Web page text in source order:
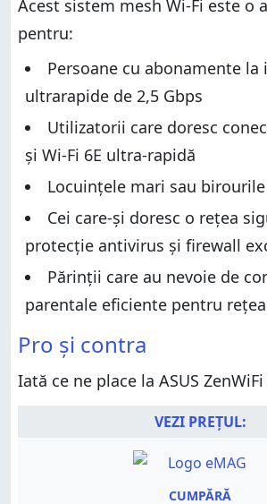
Caracteristici hardware și design
Configurarea și utilizarea sistemului
Pro ET12
Performanța sistemului ASUS
banda de 2,4 GHz
Performanța sistemului ASUS
Performanța pentru rețelele prin
Funcții suplimentare
Tu ce părere ai despre ASUS ZenWiFi
Despachetarea sistemului ASUS
Caracteristici hardware și design
Configurarea și utilizarea sistemului
Pro ET12
Performanța wireless
Performanța sistemului ASUS
banda de 2,4 GHz
banda de 5 GHz
Performanța pentru rețelele prin
Funcții suplimentare
Tu ce părere ai despre ASUS ZenWiFi
Acest sistem mesh Wi-Fi este o
pentru:
Persoane cu abonamente la
ultrarapide de 2,5 Gbps
Utilizatorii care doresc
și Wi-Fi 6E ultra-rapidă
Locuințele mari sau
Cei care-și doresc o rețea
protecție antivirus și firewall
Părinții care au nevoie de
parentale eficiente pentru
Pro și contra
Iată ce ne place la ASUS ZenWiFi
VEZI PREȚUL:
CUMPĂRĂ